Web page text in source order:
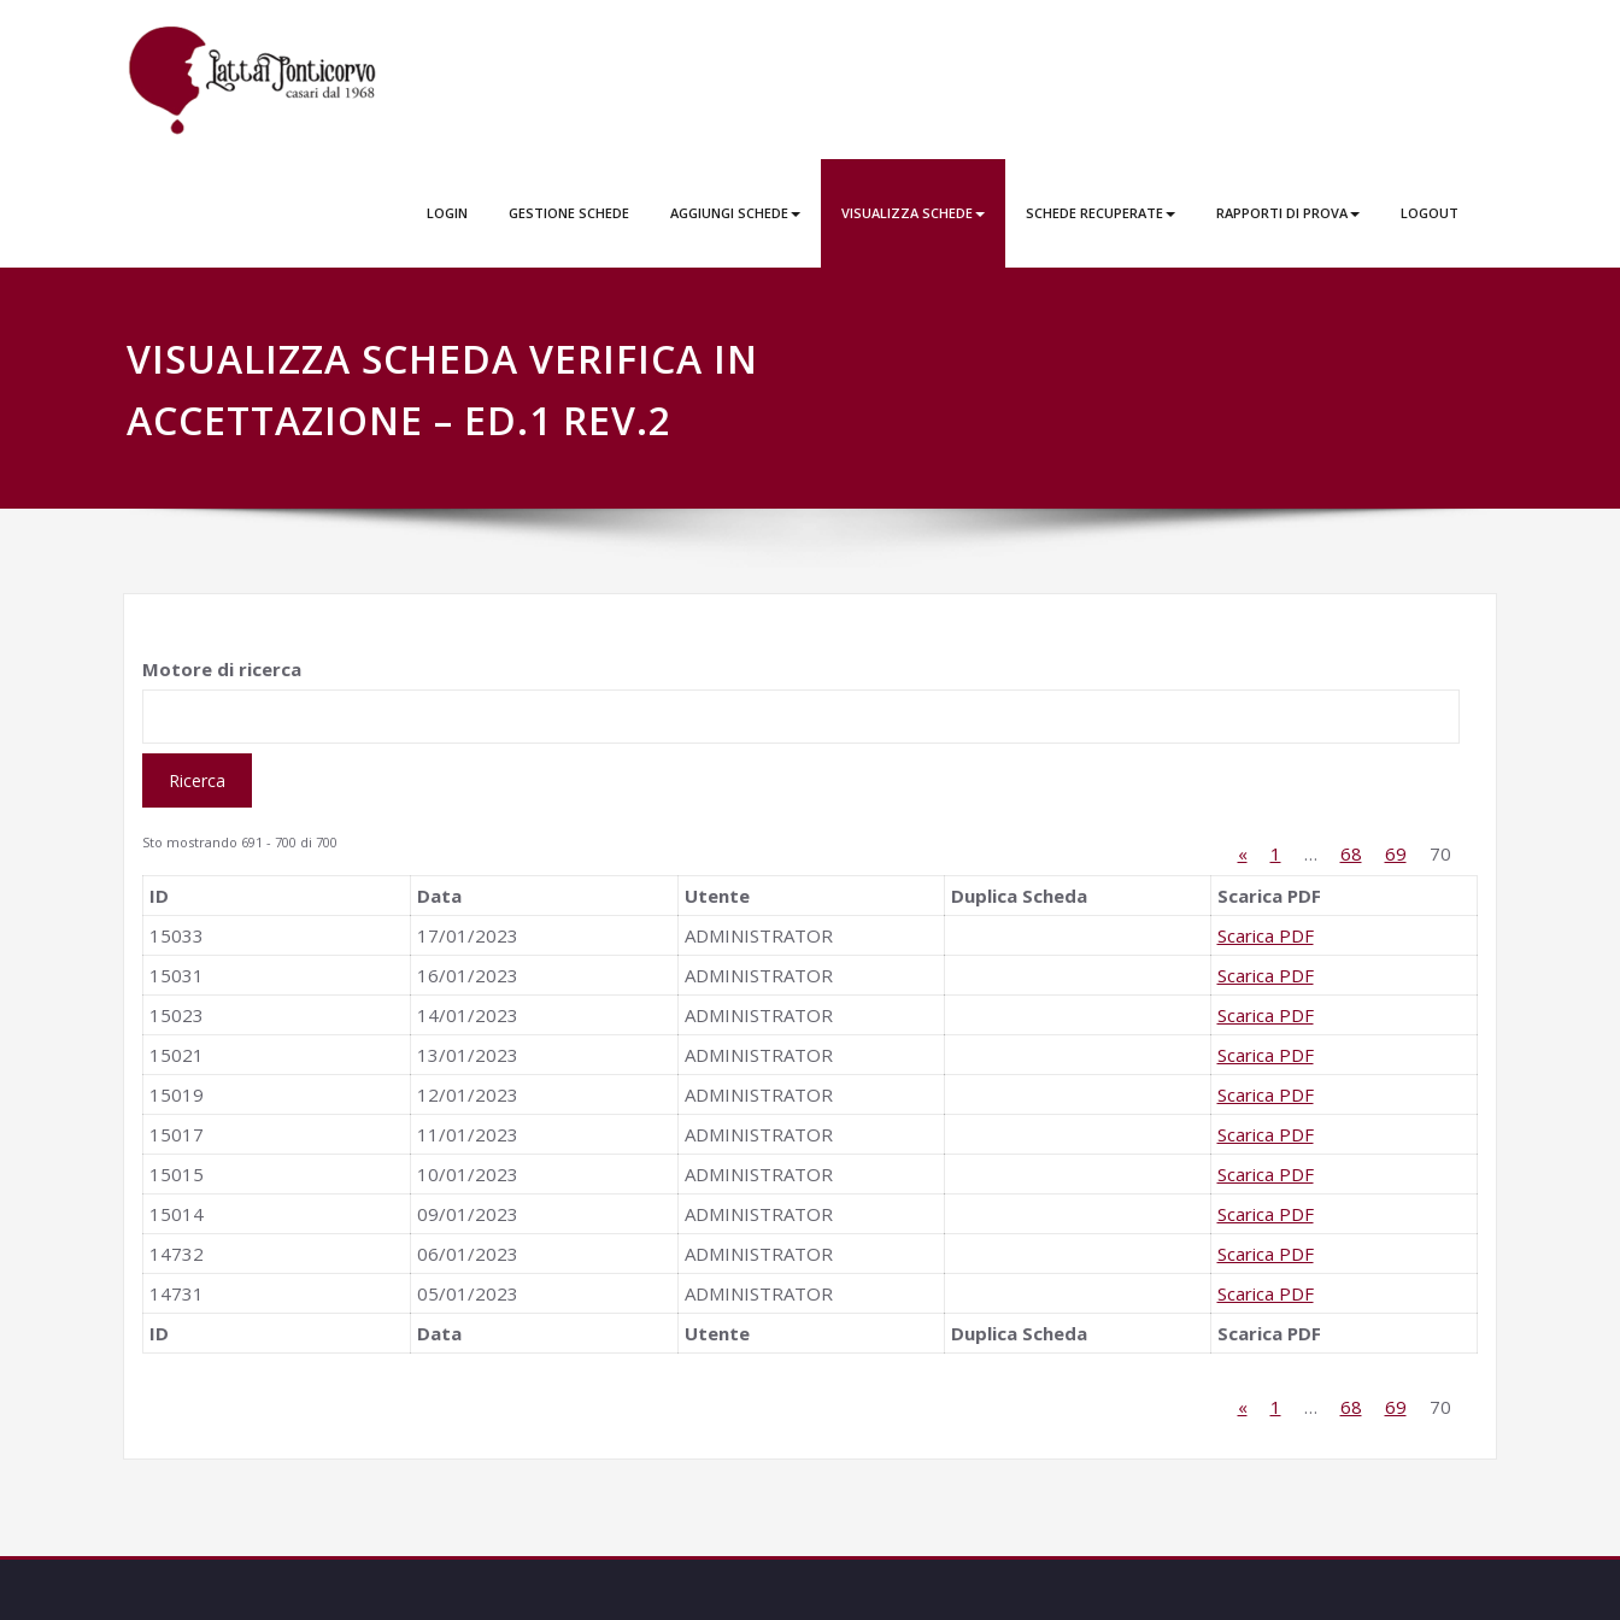
LOGIN GESTIONE SCHEDE AGGIUNGI SCHEDE VISUALIZZA SCHEDE SCHEDE RECUPERATE RAPPORTI DI PROVA LOGOUT
VISUALIZZA SCHEDA VERIFICA IN
ACCETTAZIONE – ED.1 REV.2
Motore di ricerca
Sto mostrando 691 - 700 di 700 « 1 … 68 69
70
ID
Data Utente Duplica Scheda
Scarica PDF
15033
17/01/2023 ADMINISTRATOR
Scarica PDF
15031
16/01/2023 ADMINISTRATOR
Scarica PDF
15023
14/01/2023 ADMINISTRATOR
Scarica PDF
15021
13/01/2023 ADMINISTRATOR
Scarica PDF
15019
12/01/2023 ADMINISTRATOR
Scarica PDF
15017
11/01/2023 ADMINISTRATOR
Scarica PDF
15015
10/01/2023 ADMINISTRATOR
Scarica PDF
15014
09/01/2023 ADMINISTRATOR
Scarica PDF
14732
06/01/2023 ADMINISTRATOR
Scarica PDF
14731
05/01/2023 ADMINISTRATOR
Scarica PDF
ID
Data Utente Duplica Scheda Scarica PDF
« 1 … 68 69 70